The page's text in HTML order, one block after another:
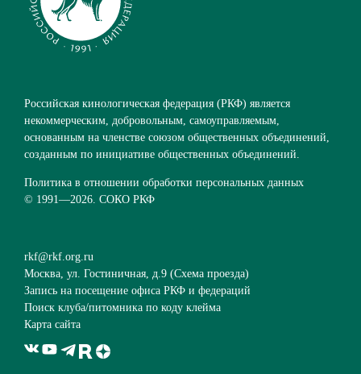
Российская кинологическая федерация (РКФ) является
некоммерческим, добровольным, самоуправляемым,
основанным на членстве союзом общественных объединений,
созданным по инициативе общественных объединений.
Политика в отношении обработки персональных данных
© 1991—2026. СОКО РКФ
rkf@rkf.org.ru
Москва, ул. Гостиничная, д.9 (Схема проезда)
Запись на посещение офиса РКФ и федераций
Поиск клуба/питомника по коду клейма
Карта сайта